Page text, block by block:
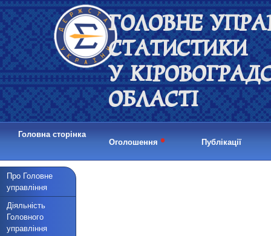
ГОЛОВНЕ
СТАТИСТИКИ
У
ОБЛАСТІ
Головна сторінка
Оголошення • Публікації
Про Головне
управління
Діяльність
Головного
управління